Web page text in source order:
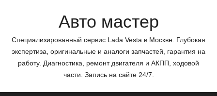
Авто мастер
Специализированный сервис Lada Vesta в Москве. Глубокая
экспертиза, оригинальные и аналоги запчастей, гарантия на
работу. Диагностика, ремонт двигателя и АКПП, ходовой
части. Запись на сайте 24/7.